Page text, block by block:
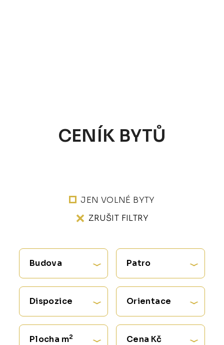
CENÍK BYTŮ
JEN VOLNÉ BYTY
ZRUŠIT FILTRY
Budova Patro
Dispozice Orientace
Plocha m2 Cena Kč